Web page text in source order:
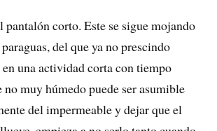
pantalón corto. Este se sigue mojando
del que ya no prescindo
una actividad corta con tiempo
muy húmedo puede ser asumible
del impermeable y dejar que el